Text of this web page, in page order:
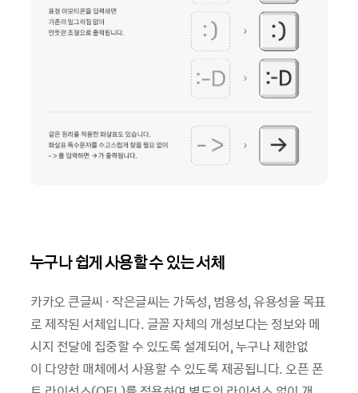
누구나 쉽게 사용할 수 있는 서체
카카오 큰글씨 · 작은글씨는 가독성, 범용성, 유용성을 목표
로 제작된 서체입니다. 글꼴 자체의 개성보다는 정보와 메
시지 전달에 집중할 수 있도록 설계되어, 누구나 제한없
이 다양한 매체에서 사용할 수 있도록 제공됩니다. 오픈 폰